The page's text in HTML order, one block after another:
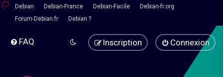
Debian Debian-France Debian-Facile
Debian-fr.org
Forum-Debian.fr
Debian ?
FAQ Connexion
Inscription